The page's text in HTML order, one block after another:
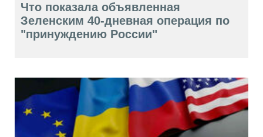
Что показала объявленная
Зеленским 40-дневная операция по
"принуждению России"